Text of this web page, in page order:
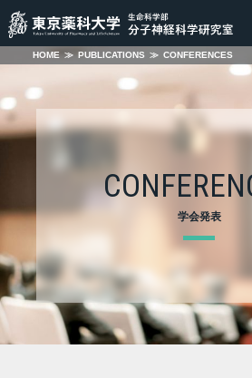
HOME ≫ PUBLICATIONS ≫ CONFERENCES
学会発表